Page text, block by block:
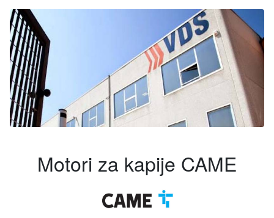
Motori za kapije CAME